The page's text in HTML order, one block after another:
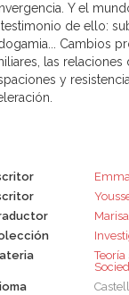
Y el
de ello:
Cambios
las
y